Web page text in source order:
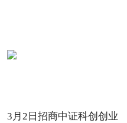
3月2日招商中证科创创业